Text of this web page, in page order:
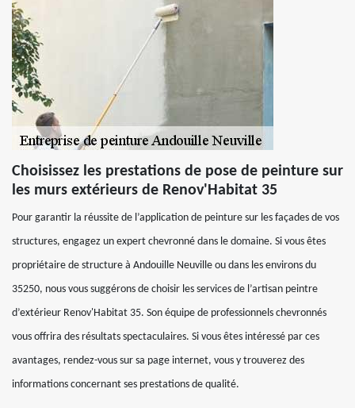
Choisissez les prestations de pose de peinture sur
les murs extérieurs de Renov'Habitat 35
Pour garantir la réussite de l’application de peinture sur les façades de vos
structures, engagez un expert chevronné dans le domaine. Si vous êtes
propriétaire de structure à Andouille Neuville ou dans les environs du
35250, nous vous suggérons de choisir les services de l’artisan peintre
d’extérieur Renov'Habitat 35. Son équipe de professionnels chevronnés
vous offrira des résultats spectaculaires. Si vous êtes intéressé par ces
avantages, rendez-vous sur sa page internet, vous y trouverez des
informations concernant ses prestations de qualité.